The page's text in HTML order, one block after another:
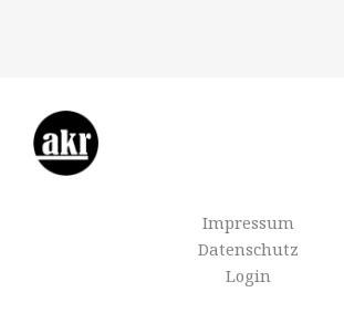
Impressum
Datenschutz
Login